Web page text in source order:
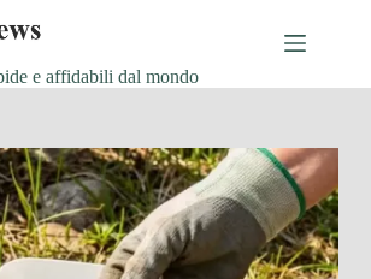
e affidabili dal mondo